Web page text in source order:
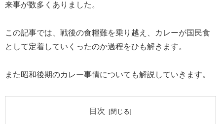
来事が数多くありました。
この記事では、戦後の食糧難を乗り越え、カレーが国民食
として定着していくったのか過程をひも解きます。
また昭和後期のカレー事情についても解説していきます。
目次